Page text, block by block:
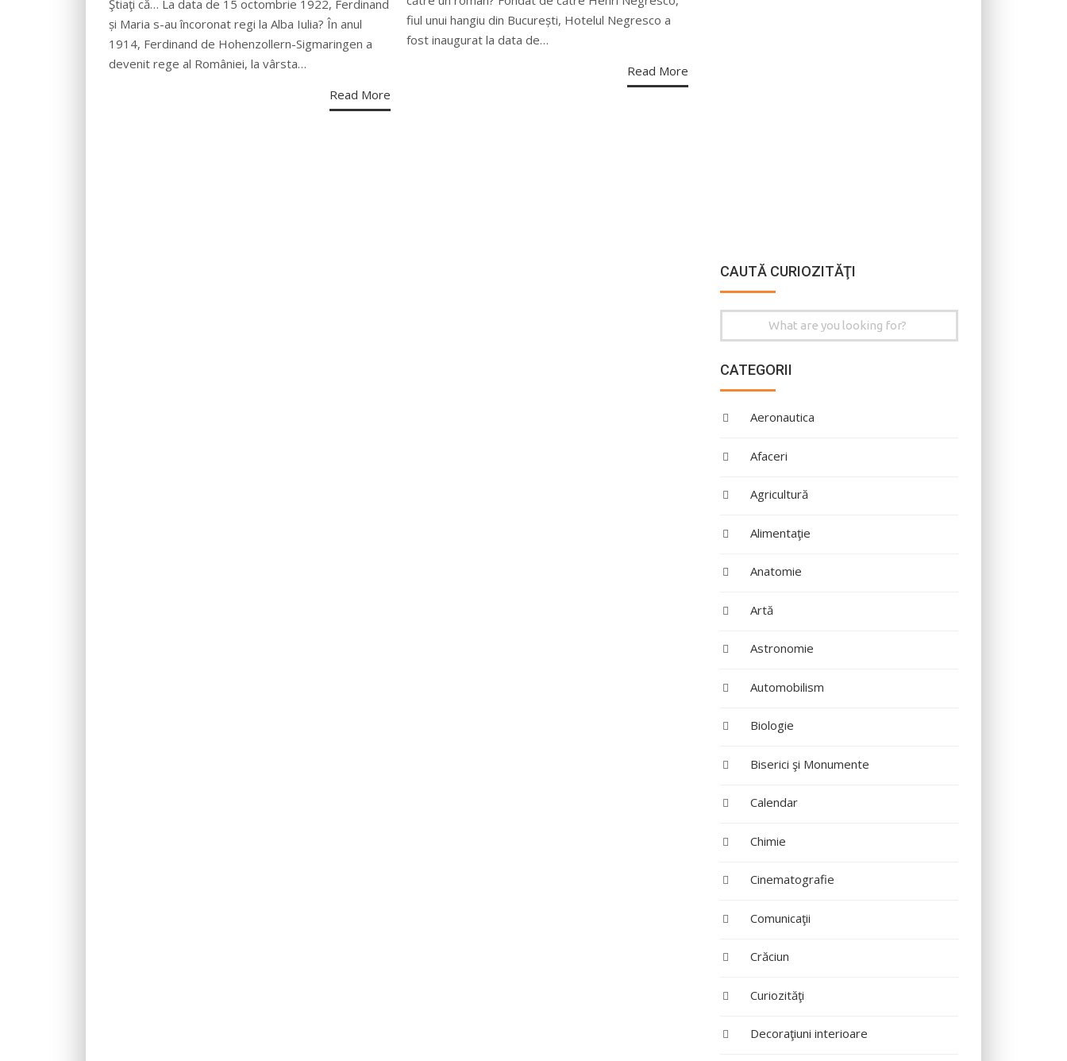
Ştiaţi că… La data de 15 octombrie 1922, Ferdinand
și Maria s-au încoronat regi la Alba Iulia? În anul
1914, Ferdinand de Hohenzollern-Sigmaringen a
devenit rege al României, la vârsta…
Read More
fiul unui hangiu din București, Hotelul Negresco a
fost inaugurat la data de…
Read More
CAUTĂ CURIOZITĂŢI
Search
CATEGORII
Aeronautica
Afaceri
Agricultură
Alimentaţie
Anatomie
Artă
Astronomie
Automobilism
Biologie
Biserici şi Monumente
Calendar
Chimie
Cinematografie
Comunicaţii
Crăciun
Curiozităţi
Decoraţiuni interioare